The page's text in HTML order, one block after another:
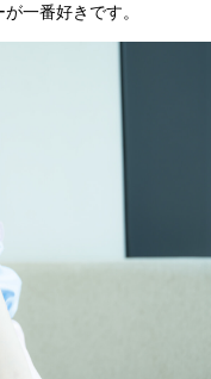
一番好きです。